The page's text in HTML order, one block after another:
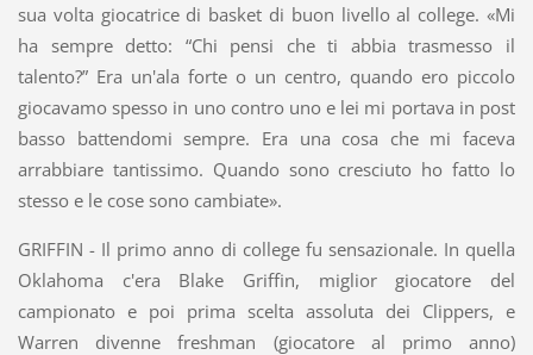
sua volta giocatrice di basket di buon livello al college. «Mi
ha sempre detto: “Chi pensi che ti abbia trasmesso il
talento?” Era un'ala forte o un centro, quando ero piccolo
giocavamo spesso in uno contro uno e lei mi portava in post
basso battendomi sempre. Era una cosa che mi faceva
arrabbiare tantissimo. Quando sono cresciuto ho fatto lo
stesso e le cose sono cambiate».
GRIFFIN - Il primo anno di college fu sensazionale. In quella
Oklahoma c'era Blake Griffin, miglior giocatore del
campionato e poi prima scelta assoluta dei Clippers, e
Warren divenne freshman (giocatore al primo anno)